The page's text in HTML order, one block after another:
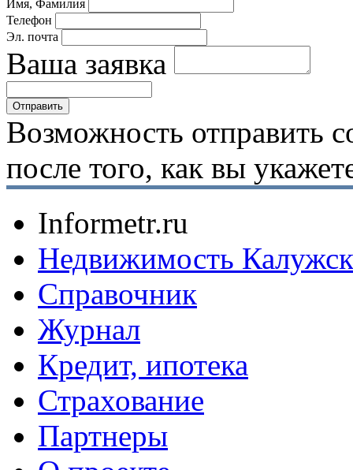
Имя, Фамилия
Телефон
Эл. почта
Ваша заявка
Возможность отправить
после того, как вы
Informetr.ru
Недвижимость
Справочник
Журнал
Кредит, ипотека
Страхование
Партнеры